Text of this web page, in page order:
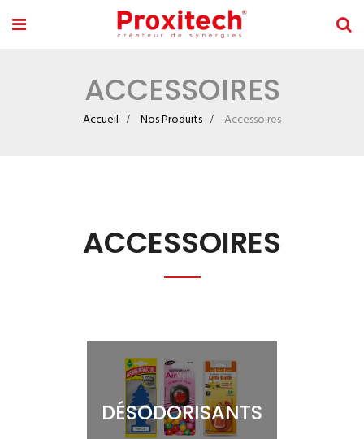
ACCESSOIRES
Accueil Nos Produits Accessoires
ACCESSOIRES
DÉSODORISANTS